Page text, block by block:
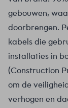
gebouwen,
doorbrengen.
kabels die
installaties in
(Construction
om de
verhogen en